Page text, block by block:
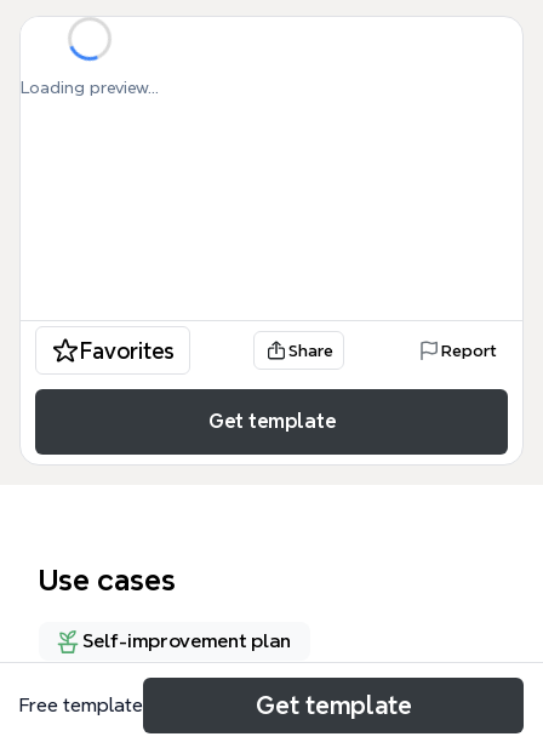
Loading preview...
Favorites Share Report
Get template
Use cases
Self-improvement plan
About
Free template Get template